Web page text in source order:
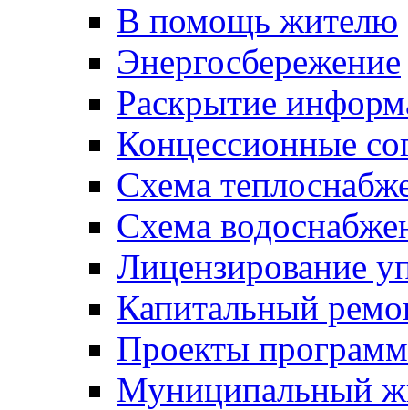
В помощь жителю
Энергосбережение
Раскрытие
Концессионные
Схема
Схема
Лицензирование
Капитальный
Проекты программ
Муниципальный